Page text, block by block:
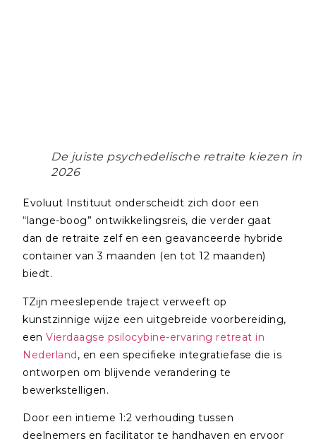
De juiste psychedelische retraite kiezen in
2026
Evoluut Instituut onderscheidt zich door een
“lange-boog” ontwikkelingsreis, die verder gaat
dan de retraite zelf en een geavanceerde hybride
container van 3 maanden (en tot 12 maanden)
biedt.
TZijn meeslepende traject verweeft op
kunstzinnige wijze een uitgebreide voorbereiding,
eenVierdaagse psilocybine-ervaring retreat in
Nederland, en een specifieke integratiefase die is
ontworpen om blijvende verandering te
bewerkstelligen.
Door een intieme 1:2 verhouding tussen
deelnemers en facilitator te handhaven en ervoor